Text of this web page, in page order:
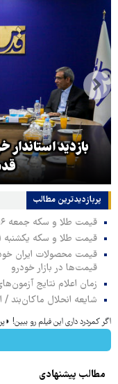
بازدید
پربازدیدترین‌ مطالب
قیمت طلا و سکه جمعه ۱۶ مرداد ۱۴۰۵/ طلای ۱۸ عیار امروز چند؟
قیمت طلا و سکه یکشنبه ۱۱ مرداد ۱۴۰۵/ ریزش سنگین سکه امامی
قیمت‌ها در بازار خودرو
زمان اعلام نتایج
شایعه انحلال ماکان‌بند
اگر کمردرد داری این فیلم رو ببین!
مطالب پیشنهادی